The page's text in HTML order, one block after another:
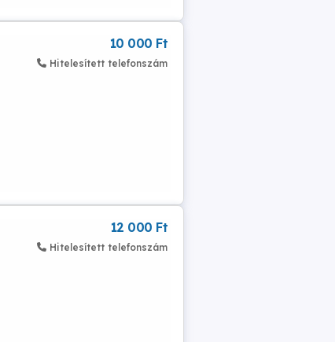
10 000 Ft
Hitelesített telefonszám
12 000 Ft
Hitelesített telefonszám